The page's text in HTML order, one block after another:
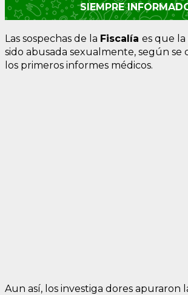
SIEMPRE
Las sospechas de la Fiscalía es que
sido abusada sexualmente, según se
los primeros informes médicos.
Aun así, los investiga dores apuraron